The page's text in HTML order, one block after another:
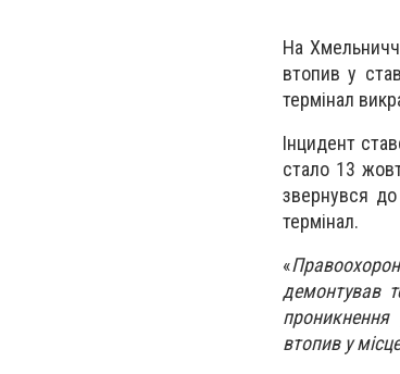
На
втопив у
термінал
Інцидент
стало 13
звернувся до
термінал.
«
демонтував
втопив у